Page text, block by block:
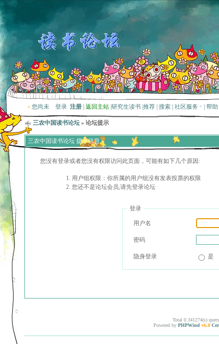
» 您尚未 登录 注册 返回主站 研究生读书 推荐 搜索 社区服务 帮助
三农中国读书论坛 » 论坛提示
三农中国读书论坛 提示信息
您没有登录或者您没有权限访问此页面，可能有如下几个原因:
用户组权限：你所属的用户组没有发表投票的权限
您还不是论坛会员,请先登录论坛
登录
用户名
密码
隐身登录 是
Total 0.341274(s)
Powered by PHPWind v6.0